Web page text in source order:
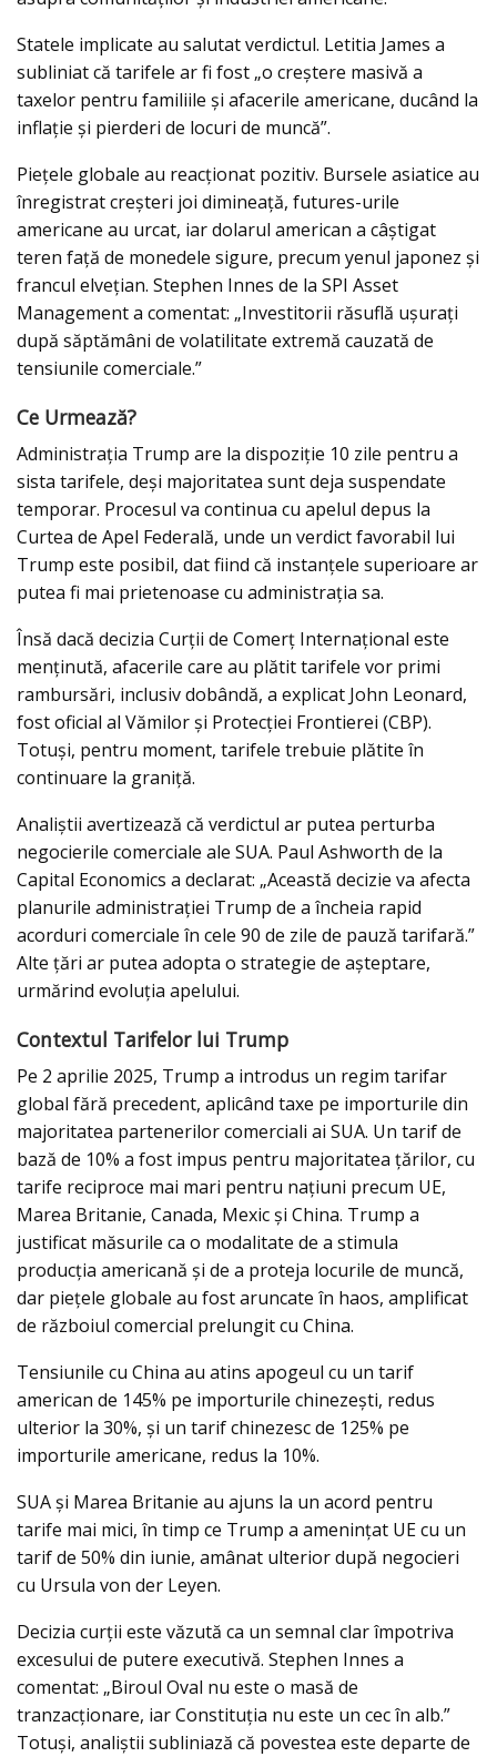
Statele implicate au salutat verdictul. Letitia James a
subliniat că tarifele ar fi fost „o creștere masivă a
taxelor pentru familiile și afacerile americane, ducând la
inflație și pierderi de locuri de muncă”.
Piețele globale au reacționat pozitiv. Bursele asiatice au
înregistrat creșteri joi dimineață, futures-urile
americane au urcat, iar dolarul american a câștigat
teren față de monedele sigure, precum yenul japonez și
francul elvețian. Stephen Innes de la SPI Asset
Management a comentat: „Investitorii răsuflă ușurați
după săptămâni de volatilitate extremă cauzată de
tensiunile comerciale.”
Ce Urmează?
Administrația Trump are la dispoziție 10 zile pentru a
sista tarifele, deși majoritatea sunt deja suspendate
temporar. Procesul va continua cu apelul depus la
Curtea de Apel Federală, unde un verdict favorabil lui
Trump este posibil, dat fiind că instanțele superioare ar
putea fi mai prietenoase cu administrația sa.
Însă dacă decizia Curții de Comerț Internațional este
menținută, afacerile care au plătit tarifele vor primi
rambursări, inclusiv dobândă, a explicat John Leonard,
fost oficial al Vămilor și Protecției Frontierei (CBP).
Totuși, pentru moment, tarifele trebuie plătite în
continuare la graniță.
Analiștii avertizează că verdictul ar putea perturba
negocierile comerciale ale SUA. Paul Ashworth de la
Capital Economics a declarat: „Această decizie va afecta
planurile administrației Trump de a încheia rapid
acorduri comerciale în cele 90 de zile de pauză tarifară.”
Alte țări ar putea adopta o strategie de așteptare,
urmărind evoluția apelului.
Contextul Tarifelor lui Trump
Pe 2 aprilie 2025, Trump a introdus un regim tarifar
global fără precedent, aplicând taxe pe importurile din
majoritatea partenerilor comerciali ai SUA. Un tarif de
bază de 10% a fost impus pentru majoritatea țărilor, cu
tarife reciproce mai mari pentru națiuni precum UE,
Marea Britanie, Canada, Mexic și China. Trump a
justificat măsurile ca o modalitate de a stimula
producția americană și de a proteja locurile de muncă,
dar piețele globale au fost aruncate în haos, amplificat
de războiul comercial prelungit cu China.
Tensiunile cu China au atins apogeul cu un tarif
american de 145% pe importurile chinezești, redus
ulterior la 30%, și un tarif chinezesc de 125% pe
importurile americane, redus la 10%.
SUA și Marea Britanie au ajuns la un acord pentru
tarife mai mici, în timp ce Trump a amenințat UE cu un
tarif de 50% din iunie, amânat ulterior după negocieri
cu Ursula von der Leyen.
Decizia curții este văzută ca un semnal clar împotriva
excesului de putere executivă. Stephen Innes a
comentat: „Biroul Oval nu este o masă de
tranzacționare, iar Constituția nu este un cec în alb.”
Totuși, analiștii subliniază că povestea este departe de